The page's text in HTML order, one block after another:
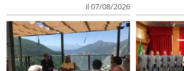
il 07/08/2026